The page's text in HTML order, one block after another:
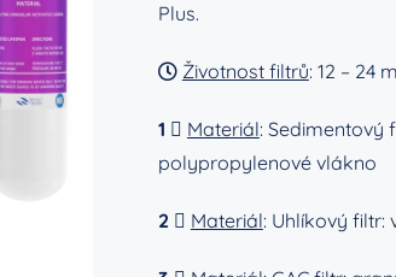
Plus.
Životnost filtrů: 12 – 24
1 Materiál: Sedimentový
polypropylenové vlákno
2 Materiál: Uhlíkový filtr: